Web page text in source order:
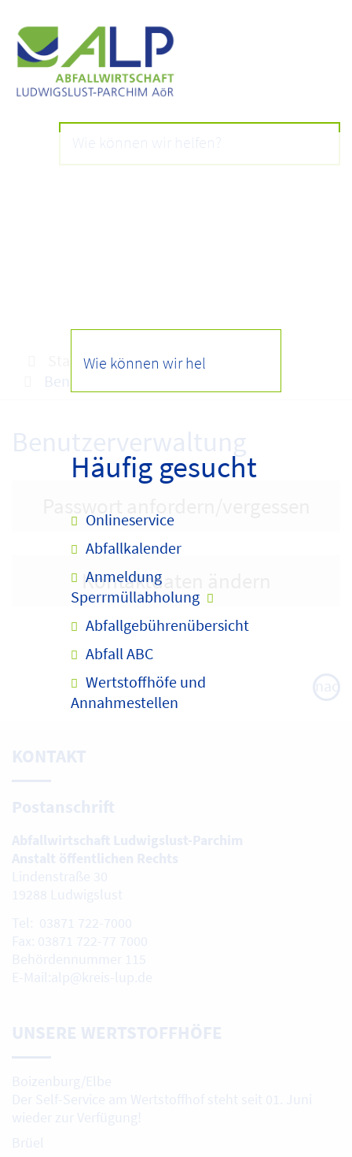
Häufig gesucht
Onlineservice
Abfallkalender
Anmeldung
Sperrmüllabholung
Abfallgebührenübersicht
Abfall ABC
Wertstoffhöfe und
Annahmestellen
Startseite
Onlineservice
Benutzerverwaltung
Benutzerverwaltung
Kontaktdaten ändern
nach
oben
KONTAKT
Postanschrift
Abfallwirtschaft Ludwigslust-Parchim
Anstalt öffentlichen Rechts
Lindenstraße 30
19288 Ludwigslust
Tel: 03871 722-7000
Fax: 03871 722-77 7000
Behördennummer 115
E-Mail:alp@kreis-lup.de
UNSERE WERTSTOFFHÖFE
Boizenburg/Elbe
Der Self-Service am Wertstoffhof steht seit 01. Juni
wieder zur Verfügung!
Brüel